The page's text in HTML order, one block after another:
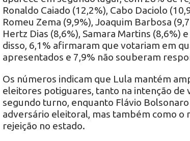
Ronaldo Caiado (12,2%), Cabo Daciolo
Romeu Zema (9,9%), Joaquim Barbosa
Hertz Dias (8,6%), Samara Martins (8,6%)
disso, 6,1% afirmaram que votariam em
apresentados e 7,9% não souberam
Os números indicam que Lula mantém
eleitores potiguares, tanto na intenção de
segundo turno, enquanto Flávio
adversário eleitoral, mas também como o
rejeição no estado.